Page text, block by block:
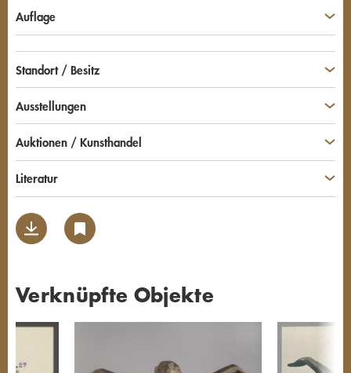
Auflage
Standort / Besitz
Ausstellungen
Auktionen / Kunsthandel
Literatur
Verknüpfte Objekte